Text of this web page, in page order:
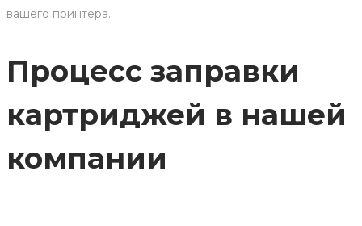
вашего принтера.
Процесс заправки
картриджей в нашей
компании